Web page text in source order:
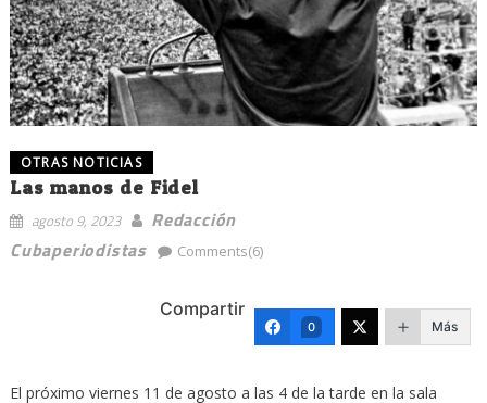
OTRAS NOTICIAS
Las manos de Fidel
agosto 9, 2023
Redacción
Cubaperiodistas
Comments(6)
Compartir
0 Más
El próximo viernes 11 de agosto a las 4 de la tarde en la sala